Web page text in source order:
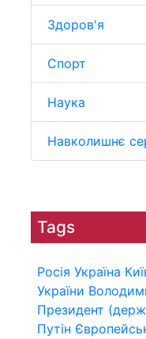
Здоров'я
Спорт
Наука
Навколишнє
Tags
Росія Україна
України
Президент
Путін